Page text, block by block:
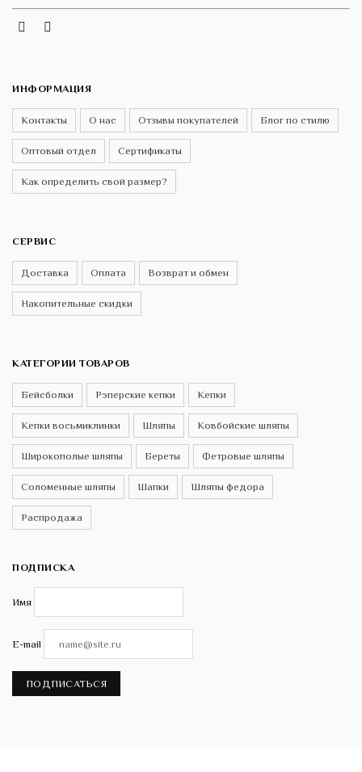
Instagram
ИНФОРМАЦИЯ
Контакты О нас Отзывы покупателей Блог по стилю
Оптовый отдел Сертификаты
Как определить свой размер?
СЕРВИС
Доставка Оплата Возврат и обмен
Накопительные скидки
КАТЕГОРИИ ТОВАРОВ
Бейсболки Рэперские кепки Кепки
Кепки восьмиклинки Шляпы Ковбойские шляпы
Широкополые шляпы Береты Фетровые шляпы
Соломенные шляпы Шапки Шляпы федора
Распродажа
ПОДПИСКА
Имя
E-mail
ПОДПИСАТЬСЯ